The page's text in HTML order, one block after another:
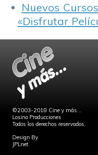
Nuevos
«Disfrutar
©2003-2018 Cine y más...
Losino Producciones
Todos los derechos reservados.
Design By
JPLnet